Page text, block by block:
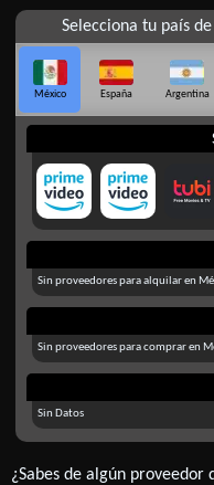
Selecciona tu país de
México España Argentina
Sin proveedores para alquilar en
Sin proveedores para comprar en
Sin Datos
¿Sabes de algún proveedor